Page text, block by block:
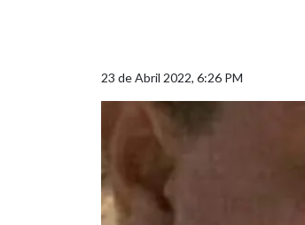
23 de Abril 2022, 6:26 PM